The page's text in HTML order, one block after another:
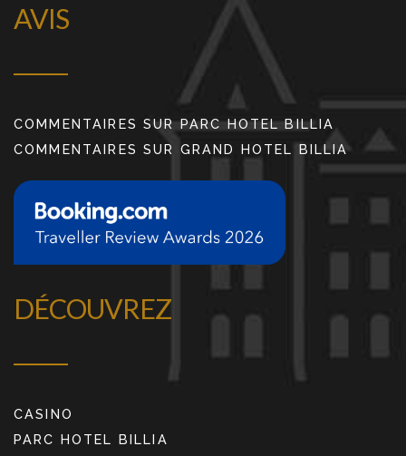
AVIS
COMMENTAIRES SUR PARC HOTEL BILLIA
COMMENTAIRES SUR GRAND HOTEL BILLIA
DÉCOUVREZ
CASINO
PARC HOTEL BILLIA